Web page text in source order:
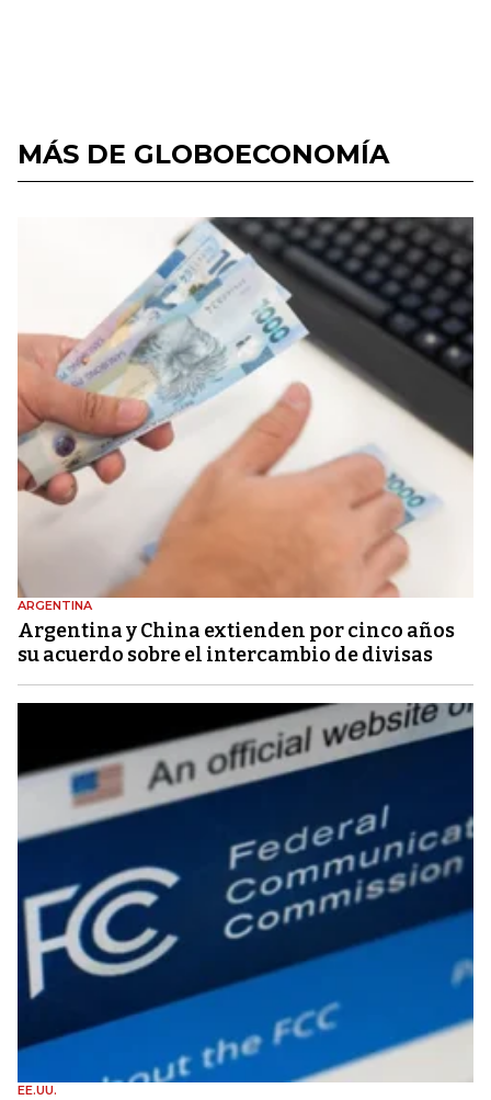
MÁS DE GLOBOECONOMÍA
ARGENTINA
Argentina y China extienden por cinco años
su acuerdo sobre el intercambio de divisas
EE.UU.